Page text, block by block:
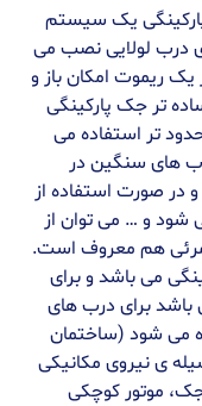
یک سیستم
درب لولایی نصب می
یک ریموت امکان باز و
تر جک پارکینگی
تر استفاده می
های سنگین در
در صورت استفاده از
شود و … می توان از
هم معروف است.
می باشد و برای
باشد برای درب های
می شود (ساختمان
ی نیروی مکانیکی
موتور کوچکی